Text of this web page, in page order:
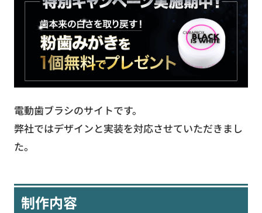
電動歯ブラシのサイトです。
弊社ではデザインと実装を対応させていただきまし
た。
制作内容